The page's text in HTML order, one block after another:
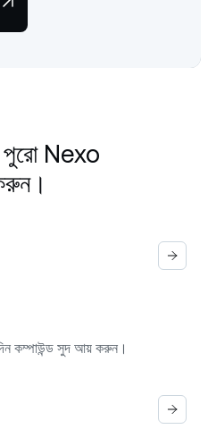
পুরো Nexo
কম্পাউন্ড সুদ আয় করুন।